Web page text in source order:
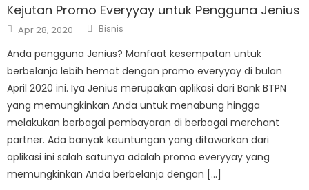
Kejutan Promo Everyyay untuk Pengguna Jenius
Posted
on
Apr 28, 2020 Author
Bisnis
Anda pengguna Jenius? Manfaat kesempatan untuk
berbelanja lebih hemat dengan promo everyyay di bulan
April 2020 ini. Iya Jenius merupakan aplikasi dari Bank BTPN
yang memungkinkan Anda untuk menabung hingga
melakukan berbagai pembayaran di berbagai merchant
partner. Ada banyak keuntungan yang ditawarkan dari
aplikasi ini salah satunya adalah promo everyyay yang
memungkinkan Anda berbelanja dengan […]